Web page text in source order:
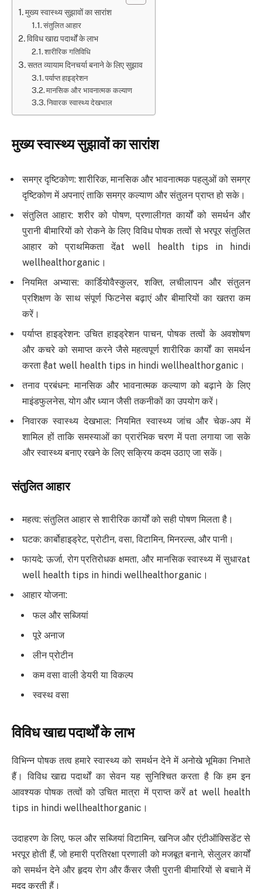
मुख्य स्वास्थ्य सुझावों का सारांश
संतुलित आहार
विविध खाद्य पदार्थों के लाभ
शारीरिक गतिविधि
सतत व्यायाम दिनचर्या बनाने के लिए सुझाव
पर्याप्त हाइड्रेशन
मानसिक और भावनात्मक कल्याण
निवारक स्वास्थ्य देखभाल
मुख्य स्वास्थ्य सुझावों का सारांश
समग्र दृष्टिकोण: शारीरिक, मानसिक और भावनात्मक पहलुओं को समग्र
दृष्टिकोण में अपनाएं ताकि समग्र कल्याण और संतुलन प्राप्त हो सके।
संतुलित आहार: शरीर को पोषण, प्रणालीगत कार्यों को समर्थन और
पुरानी बीमारियों को रोकने के लिए विविध पोषक तत्वों से भरपूर संतुलित
आहार को प्राथमिकता देंat well health tips in hindi
wellhealthorganic।
नियमित अभ्यास: कार्डियोवैस्कुलर, शक्ति, लचीलापन और संतुलन
प्रशिक्षण के साथ संपूर्ण फिटनेस बढ़ाएं और बीमारियों का खतरा कम
करें।
पर्याप्त हाइड्रेशन: उचित हाइड्रेशन पाचन, पोषक तत्वों के अवशोषण
और कचरे को समाप्त करने जैसे महत्वपूर्ण शारीरिक कार्यों का समर्थन
करता हैat well health tips in hindi wellhealthorganic।
तनाव प्रबंधन: मानसिक और भावनात्मक कल्याण को बढ़ाने के लिए
माइंडफुलनेस, योग और ध्यान जैसी तकनीकों का उपयोग करें।
निवारक स्वास्थ्य देखभाल: नियमित स्वास्थ्य जांच और चेक-अप में
शामिल हों ताकि समस्याओं का प्रारंभिक चरण में पता लगाया जा सके
और स्वास्थ्य बनाए रखने के लिए सक्रिय कदम उठाए जा सकें।
संतुलित आहार
महत्व: संतुलित आहार से शारीरिक कार्यों को सही पोषण मिलता है।
घटक: कार्बोहाइड्रेट, प्रोटीन, वसा, विटामिन, मिनरल्स, और पानी।
फायदे: ऊर्जा, रोग प्रतिरोधक क्षमता, और मानसिक स्वास्थ्य में सुधारat
well health tips in hindi wellhealthorganic।
आहार योजना:
फल और सब्जियां
पूरे अनाज
लीन प्रोटीन
कम वसा वाली डेयरी या विकल्प
स्वस्थ वसा
विविध खाद्य पदार्थों के लाभ
विभिन्न पोषक तत्व हमारे स्वास्थ्य को समर्थन देने में अनोखे भूमिका निभाते
हैं। विविध खाद्य पदार्थों का सेवन यह सुनिश्चित करता है कि हम इन
आवश्यक पोषक तत्वों को उचित मात्रा में प्राप्त करें at well health
tips in hindi wellhealthorganic।
उदाहरण के लिए, फल और सब्जियां विटामिन, खनिज और एंटीऑक्सिडेंट से
भरपूर होती हैं, जो हमारी प्रतिरक्षा प्रणाली को मजबूत बनाने, सेलुलर कार्यों
को समर्थन देने और हृदय रोग और कैंसर जैसी पुरानी बीमारियों से बचाने में
मदद करती हैं।